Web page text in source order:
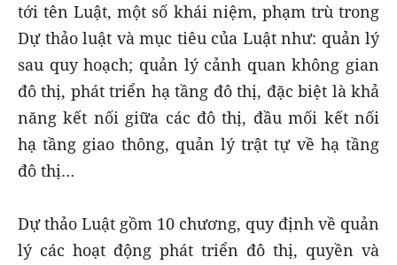
tới tên Luật, một số khái niệm, phạm trù trong
Dự thảo luật và mục tiêu của Luật như: quản lý
sau quy hoạch; quản lý cảnh quan không gian
đô thị, phát triển hạ tầng đô thị, đặc biệt là khả
năng kết nối giữa các đô thị, đầu mối kết nối
hạ tầng giao thông, quản lý trật tự về hạ tầng
đô thị…
Dự thảo Luật gồm 10 chương, quy định về quản
lý các hoạt động phát triển đô thị, quyền và